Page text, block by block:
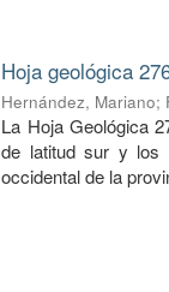
Hoja geológica
Hernández, Mariano;
La Hoja Geológica
de latitud sur y los
occidental de la